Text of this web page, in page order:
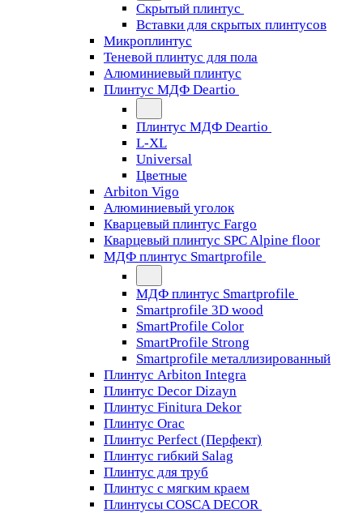
Скрытый плинтус
Вставки для скрытых плинтусов
Микроплинтус
Теневой плинтус для пола
Алюминиевый плинтус
Плинтус МДФ Deartio
Плинтус МДФ Deartio
L-XL
Universal
Цветные
Arbiton Vigo
Алюминиевый уголок
Кварцевый плинтус Fargo
Кварцевый плинтус SPC Alpine floor
МДФ плинтус Smartprofile
МДФ плинтус Smartprofile
Smartprofile 3D wood
SmartProfile Color
SmartProfile Strong
Smartprofile металлизированный
Плинтус Arbiton Integra
Плинтус Decor Dizayn
Плинтус Finitura Dekor
Плинтус Orac
Плинтус Perfect (Перфект)
Плинтус гибкий Salag
Плинтус для труб
Плинтус с мягким краем
Плинтусы COSCA DECOR